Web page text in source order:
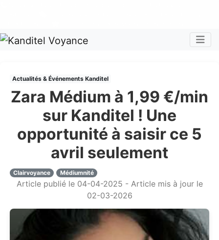
Actualités & Événements Kanditel
Zara Médium à 1,99 €/min
sur Kanditel ! Une
opportunité à saisir ce 5
avril seulement
Clairvoyance Médiumnité
Article publié le 04-04-2025 - Article mis à jour le
02-03-2026